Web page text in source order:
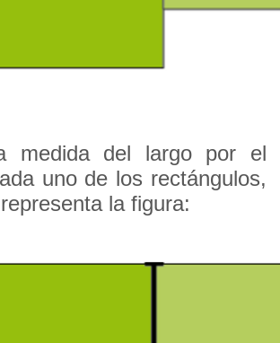
medida del largo por el
uno de los rectángulos,
la figura: